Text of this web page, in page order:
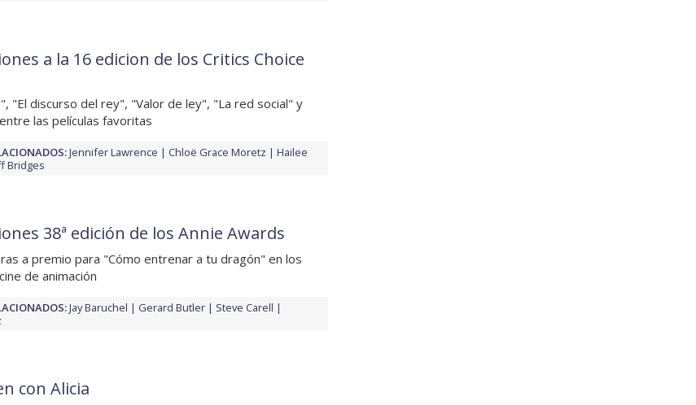
a la 16 edicion de los Critics Choice
"El discurso del rey", "Valor de ley", "La red social" y
las películas favoritas
Jennifer Lawrence Chloë Grace Moretz
Hailee
Bridges
38ª edición de los Annie Awards
a premio para "Cómo entrenar a tu dragón" en los
de animación
Jay Baruchel Gerard Butler
Steve Carell
con Alicia